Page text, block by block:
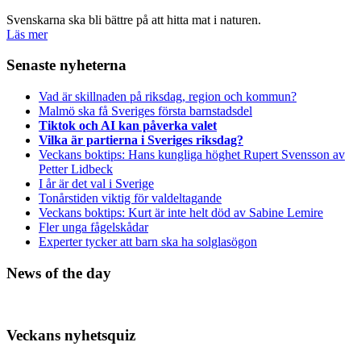
Svenskarna ska bli bättre på att hitta mat i naturen.
Läs mer
Senaste nyheterna
Vad är skillnaden på riksdag, region och kommun?
Malmö ska få Sveriges första barnstadsdel
Tiktok och AI kan påverka valet
Vilka är partierna i Sveriges riksdag?
Veckans boktips: Hans kungliga höghet Rupert Svensson av
Petter Lidbeck
I år är det val i Sverige
Tonårstiden viktig för valdeltagande
Veckans boktips: Kurt är inte helt död av Sabine Lemire
Fler unga fågelskådar
Experter tycker att barn ska ha solglasögon
News of the day
Veckans nyhetsquiz